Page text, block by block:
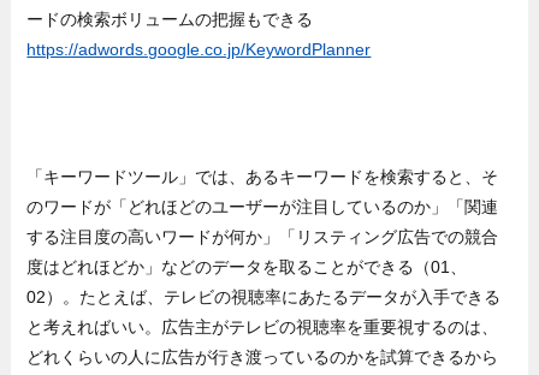
ードの検索ボリュームの把握もできる
https://adwords.google.co.jp/KeywordPlanner
「キーワードツール」では、あるキーワードを検索すると、そ
のワードが「どれほどのユーザーが注目しているのか」「関連
する注目度の高いワードが何か」「リスティング広告での競合
度はどれほどか」などのデータを取ることができる（01、
02）。たとえば、テレビの視聴率にあたるデータが入手できる
と考えればいい。広告主がテレビの視聴率を重要視するのは、
どれくらいの人に広告が行き渡っているのかを試算できるから